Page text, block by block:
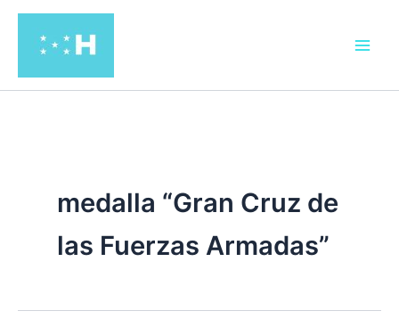
contenido
medalla “Gran Cruz de
las Fuerzas Armadas”